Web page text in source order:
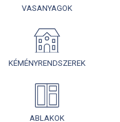
VASANYAGOK
KÉMÉNYRENDSZEREK
ABLAKOK